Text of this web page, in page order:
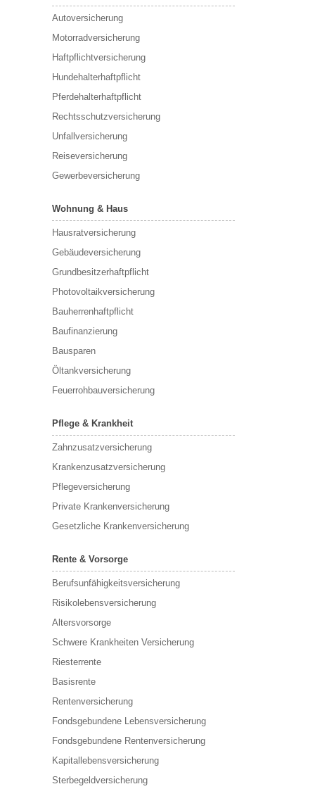
Autoversicherung
Motorradversicherung
Haftpflichtversicherung
Hundehalterhaftpflicht
Pferdehalterhaftpflicht
Rechtsschutzversicherung
Unfallversicherung
Reiseversicherung
Gewerbeversicherung
Wohnung & Haus
Hausratversicherung
Gebäudeversicherung
Grundbesitzerhaftpflicht
Photovoltaikversicherung
Bauherrenhaftpflicht
Baufinanzierung
Bausparen
Öltankversicherung
Feuerrohbauversicherung
Pflege & Krankheit
Zahnzusatzversicherung
Krankenzusatzversicherung
Pflegeversicherung
Private Krankenversicherung
Gesetzliche Krankenversicherung
Rente & Vorsorge
Berufs­unfähigkeitsversicherung
Risikolebensversicherung
Altersvorsorge
Schwere Krankheiten Versicherung
Riesterrente
Basisrente
Rentenversicherung
Fondsgebundene Lebensversicherung
Fondsgebundene Rentenversicherung
Kapitallebensversicherung
Sterbegeldversicherung